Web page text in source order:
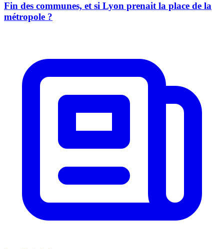
Fin des communes, et si Lyon prenait la place de la
métropole ?